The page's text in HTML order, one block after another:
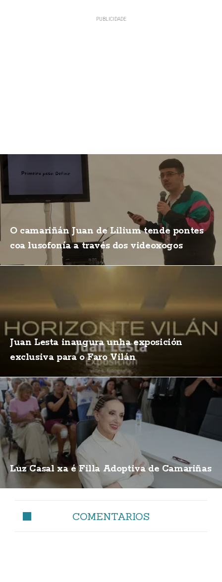
O camariñán Juan de Lilium tende pontes
coa lusofonía a través dos videoxogos
Juan Lesta inaugura unha exposición
exclusiva para o Faro Vilán
Luz Casal xa é Filla Adoptiva de Camariñas
COMENTARIOS